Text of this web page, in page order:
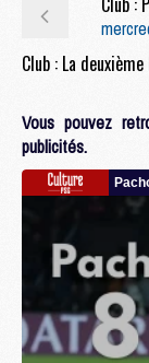
Vous pouvez
publicités.